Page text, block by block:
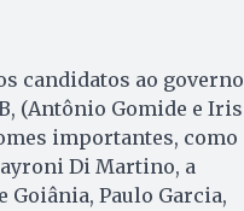
candidatos ao governo
(Antônio Gomide e Iris
importantes, como
Di Martino, a
Goiânia, Paulo Garcia,